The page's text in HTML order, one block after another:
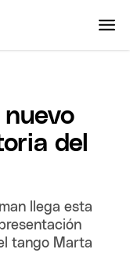
del
llega esta
tango Marta